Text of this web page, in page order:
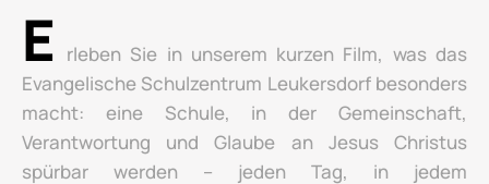
E
rleben Sie in unserem kurzen Film, was das
Evangelische Schulzentrum Leukersdorf besonders
macht: eine Schule, in der Gemeinschaft,
Verantwortung und Glaube an Jesus Christus
spürbar werden – jeden Tag, in jedem